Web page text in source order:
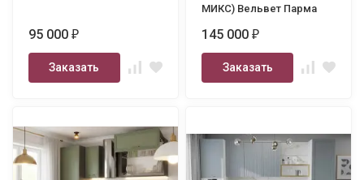
95 000₽
Заказать
МИКС) Вельвет Парма
145 000₽
Заказать